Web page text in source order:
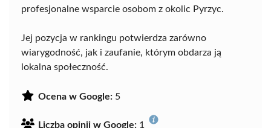
profesjonalne wsparcie osobom z okolic Pyrzyc.
Jej pozycja w rankingu potwierdza zarówno
wiarygodność, jak i zaufanie, którym obdarza ją
lokalna społeczność.
Ocena w Google: 5
Liczba opinii w Google: 1